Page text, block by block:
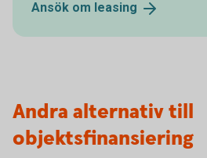
Ansök om leasing
Andra alternativ till
objektsfinansiering